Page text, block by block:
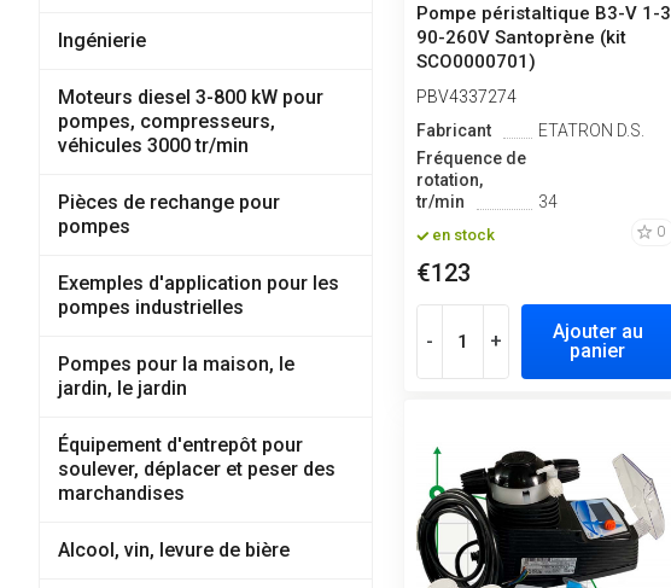
Ingénierie
Moteurs diesel 3-800 kW pour
pompes, compresseurs,
véhicules 3000 tr/min
Pièces de rechange pour
pompes
Exemples d'application pour les
pompes industrielles
Pompes pour la maison, le
jardin, le jardin
Équipement d'entrepôt pour
soulever, déplacer et peser des
marchandises
Alcool, vin, levure de bière
Pompe péristaltique B3-V 1-3
90-260V Santoprène (kit
SCO0000701)
PBV4337274
Fabricant
ETATRON D.S.
Fréquence de
rotation,
tr/min
34
en stock 0
€123
- +
Ajouter au
panier